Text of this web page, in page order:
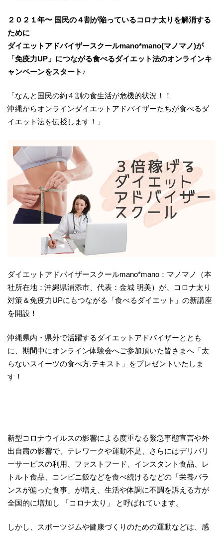
２０２１年〜 国民の４割が陥っているコロナ太りを解消する
ために
ダイエットアドバイザースクールmano*mano(マノマノ)が
「免疫力UP」につながる食べるダイエット法のオンラインキ
ャンペーンをスタート♪
「なんと国民の約４割の食生活が危機的状況！！
沖縄からオンラインダイエットアドバイザーたちが食べるダ
イエット法を伝授します！」
ダイエットアドバイザースクールmano*mano：マノマノ（本
社所在地：沖縄県浦添市、代表：金城 明美）が、コロナ太り
対策＆免疫力UPにもつながる「食べるダイエット」の新講座
を開設！
沖縄県内・県外で活躍するダイエットアドバイザーととも
に、期間中にオンライン体験会へご参加頂いた皆さまへ「太
らないスイーツの食べ方.テキスト」をプレゼントいたしま
す！
新型コロナウイルスの影響による度重なる緊急事態宣言や外
出自粛の影響で、テレワークや運動不足、さらにはデリバリ
ーサービスの利用、ファストフード、インスタント食品、レ
トルト食品、コンビニ飯などを食べ続けるなどの「栄養バラ
ンスが偏った食事」が増え、生活や体調に不調を訴える方が
全国的に増加し 「コロナ太り」 と呼ばれています。
しかし、スポーツジムや健康づくりのための運動などは、感